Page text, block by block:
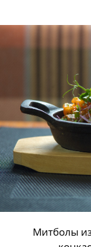
Митболы